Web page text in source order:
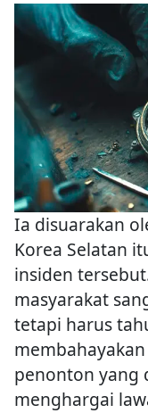
Ia disuarakan
Korea Selatan
insiden
masyarakat
tetapi harus
penonton yang
menghargai